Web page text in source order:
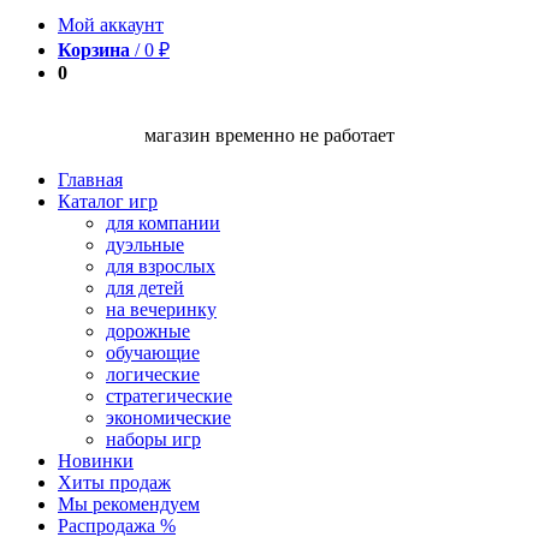
Мой аккаунт
Корзина /0 ₽
0
магазин временно не работает
Главная
Каталог игр
для компании
дуэльные
для взрослых
для детей
на вечеринку
дорожные
обучающие
логические
стратегические
экономические
наборы игр
Новинки
Хиты продаж
Мы рекомендуем
Распродажа %